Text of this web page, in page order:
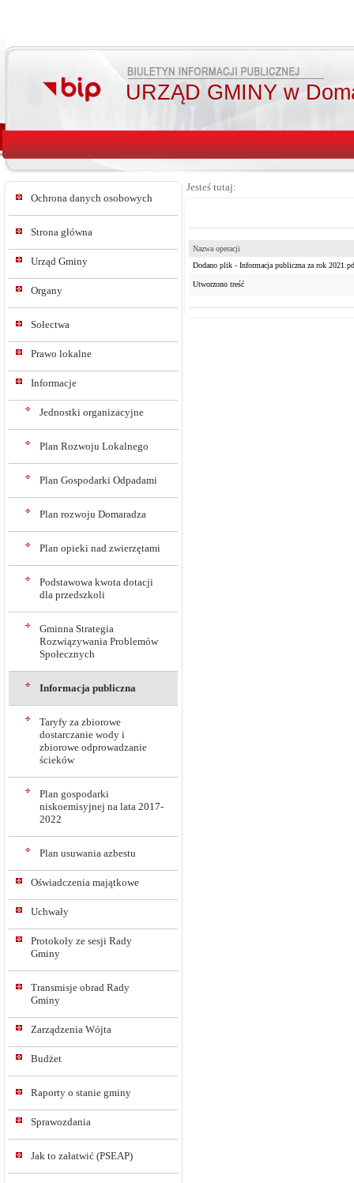
URZĄD GMINY w
Ochrona danych osobowych
Strona główna
Urząd Gminy
Organy
Sołectwa
Prawo lokalne
Informacje
Jednostki organizacyjne
Plan Rozwoju Lokalnego
Plan Gospodarki Odpadami
Plan rozwoju Domaradza
Plan opieki nad zwierzętami
Podstawowa kwota dotacji
dla przedszkoli
Gminna Strategia
Rozwiązywania Problemów
Społecznych
Informacja publiczna
Taryfy za zbiorowe
dostarczanie wody i
zbiorowe odprowadzanie
ścieków
Plan gospodarki
niskoemisyjnej na lata 2017-
2022
Plan usuwania azbestu
Oświadczenia majątkowe
Uchwały
Protokoły ze sesji Rady
Gminy
Transmisje obrad Rady
Gminy
Zarządzenia Wójta
Budżet
Raporty o stanie gminy
Sprawozdania
Jak to załatwić (PSEAP)
Jesteś tutaj:
Nazwa operacji
Dodano plik - Informacja publiczna za rok
Utworzono treść